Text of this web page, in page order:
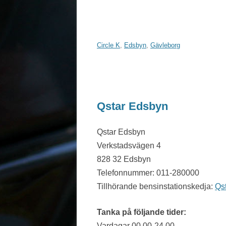
Circle K, Edsbyn, Gävleborg
Qstar Edsbyn
Qstar Edsbyn
Verkstadsvägen 4
828 32 Edsbyn
Telefonnummer: 011-280000
Tillhörande bensinstationskedja:
Tanka på följande tider: